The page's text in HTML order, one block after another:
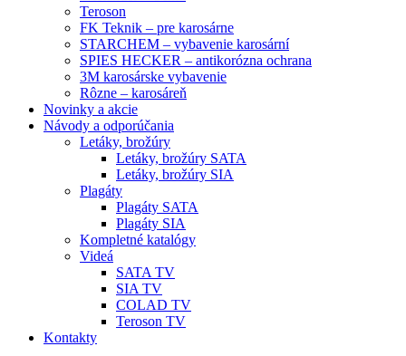
Teroson
FK Teknik – pre karosárne
STARCHEM – vybavenie karosární
SPIES HECKER – antikorózna ochrana
3M karosárske vybavenie
Rôzne – karosáreň
Novinky a akcie
Návody a odporúčania
Letáky, brožúry
Letáky, brožúry SATA
Letáky, brožúry SIA
Plagáty
Plagáty SATA
Plagáty SIA
Kompletné katalógy
Videá
SATA TV
SIA TV
COLAD TV
Teroson TV
Kontakty